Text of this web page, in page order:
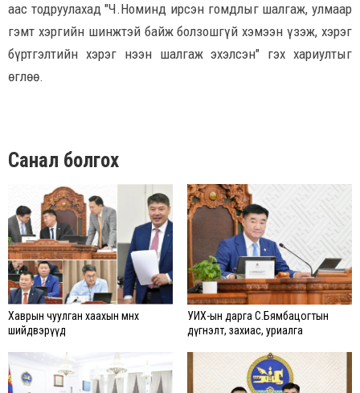
аас тодруулахад "Ч.Номинд ирсэн гомдлыг шалгаж, улмаар
гэмт хэргийн шинжтэй байж болзошгүй хэмээн үзэж, хэрэг
бүртгэлтийн хэрэг нээн шалгаж эхэлсэн" гэх хариултыг
өглөө.
Санал болгох
Хаврын чуулган хаахын өмнөх
шийдвэрүүд
УИХ-ын дарга С.Бямбацогтын
дүгнэлт, захиас, уриалга